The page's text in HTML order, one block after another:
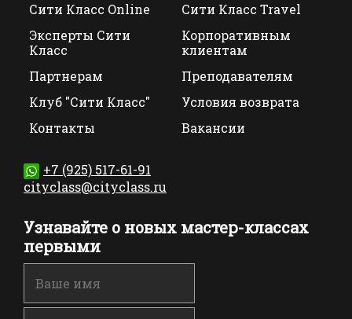
Сити Класс Online
Сити Класс Travel
Эксперты Сити
Класс
Корпоративным
клиентам
Партнерам
Преподавателям
Клуб "Сити Класс"
Условия возврата
Контакты
Вакансии
+7 (925) 517-61-91
cityclass@cityclass.ru
Узнавайте о новых мастер-классах
первыми